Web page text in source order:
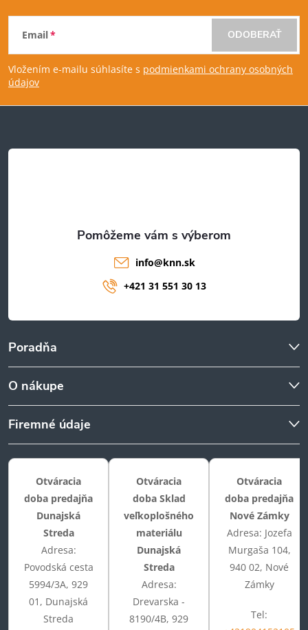
Z
á
p
t
Email
Vložením e-mailu súhlasíte s podmienkami ochrany osobných
údajov
ODOBERAŤ
Poradňa
O nákupe
Firemné údaje
info@knn.sk
+421 31 551 30 13
Otváracia
doba predajňa
Dunajská
Streda
Adresa:
Povodská cesta
5994/3A, 929
01, Dunajská
Streda
Otváracia
doba Sklad
veľkoplošného
materiálu
Dunajská
Streda
Adresa:
Drevarska -
8190/4B, 929
Otváracia
doba predajňa
Nové Zámky
Adresa: Jozefa
Murgaša 104,
940 02, Nové
Zámky
Tel: